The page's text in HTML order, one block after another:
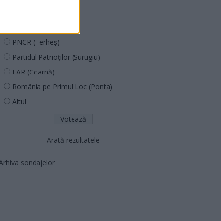
PNCR (Terheș)
Partidul Patrioților (Surugiu)
FAR (Coarnă)
România pe Primul Loc (Ponta)
Altul
Arată rezultatele
sondajelor